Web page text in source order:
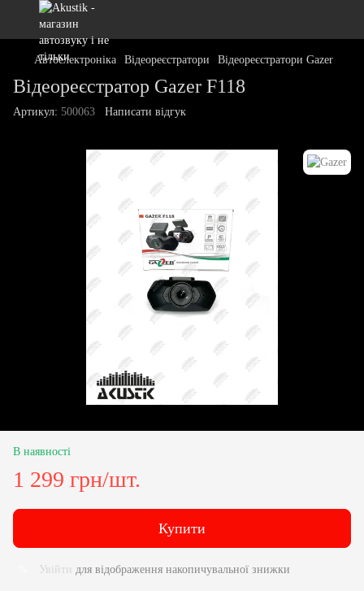
Автоелектроніка Відеореєстратори Відеореєстратори Gazer
Відеореєстратор Gazer F118
Артикул: 500063 Написати відгук
В наявності
1 299 грн/шт.
Купити
Увійти для відображення накопичувальної знижки